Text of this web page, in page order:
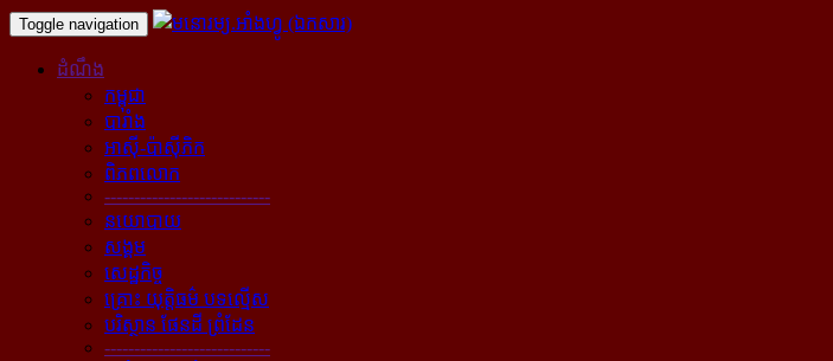
Toggle navigation
ដំណឹង
កម្ពុជា
បារាំង
អាស៊ី-ប៉ាស៊ីភិក
ពិភពលោក
----------------------------
នយោបាយ
សង្គម
សេដ្ឋកិច្ច
គ្រោះ យុត្តិធម៌ បទល្មើស
បរិស្ថាន ផែនដី ព្រំដែន
----------------------------